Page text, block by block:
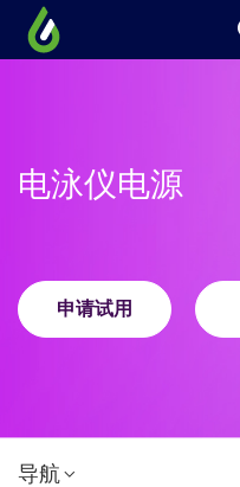
电泳仪电源
申请试用
导航